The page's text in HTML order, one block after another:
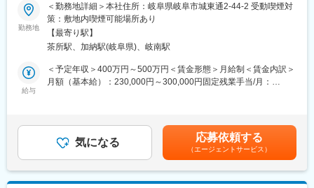
■会社の魅力・特徴
岐阜・愛知に目指し、注文住宅・自然素材住宅を提供しておりま
す。
率も毎年高い成長率を保ちながら成長しております。とある住宅
業界誌で成長率2年連続No1も獲得！
・2021年に愛知県に進出やホールディングス会社の設立、2024年
1月には三重県への進出を達成！経営者の育成や新規事業の開拓、
M&Aを進めております。
■業務内容：
住宅をお客様に引き渡した後の定期的にお客様のお家に訪問し点
検を行っていただきます。
点検票を見ながら住宅の欠陥が無いかチェックし、補修作業が必
要な場合は業者に見積もりの依頼や修繕日時の調整をします。
将来的にはメンテナンスだけではなく増築やリフォームの提案な
ども行っていただきます。
めに欠かせない大切なポジションになります！
未経験の方でも仕事の流れなど基本から丁寧に教えますのでご安
心下さい。一人ひとりのスキルに合わせて業務を教えていきま
勤務地
＜勤務地詳細＞本社住所：岐阜県岐阜市城東通2-44-2 受動喫煙対
策：敷地内喫煙可能場所あり
【最寄り駅】
茶所駅、加納駅(岐阜県)、岐南駅
給与
＜予定年収＞400万円～500万円＜賃金形態＞月給制＜賃金内訳＞
月額（基本給）：230,000円～300,000円固定残業手当/月：
与：年2回（6月、12月 計3.00ヶ月分または50万～100万円）■昇
給：年1回（4月）■各種手当：あり例：住宅手当（月２万円）・
昼食手当（月3,500円）・資格手当(建築士、宅建士、施工管理技
能士など)・役職手当（主任や店長）賃金はあくまでも目安の金額
であり、選考を通じて上下する可能性があります。月給(月額)は固
気になる 応募依頼する
（エージェントサービス）